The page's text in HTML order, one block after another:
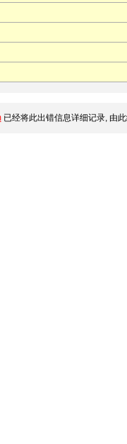
已经将此出错信息详细记录, 由